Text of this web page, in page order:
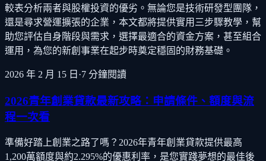
較表分析兩者與股權投資的優劣。無論您是技術研發型團隊，
還是尋求營運擴張的企業，本文都將提供實用三步驟教學，幫
助您評估自身階段與需求，選擇最適合的資金方案，甚至組合
運用，為您的新創事業在起步時奠定穩固的財務基礎。
2026 年 2 月 15 日 ·7 分鐘閱讀
2026青年創業貸款最新攻略：申請條件、額度與流
程一次看
準備好踏上創業之路了嗎？2026年青年創業貸款提供最高
1,200萬額度與約2.295%的優惠利率，是您實踐夢想的最佳後